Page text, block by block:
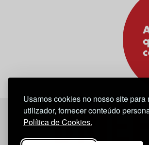
Usamos cookies no nosso site
utilizador, fornecer conteúdo
Política de Cookies.